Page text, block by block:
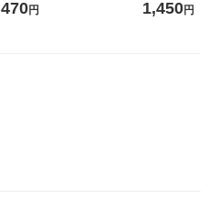
ックティッシュ フィオナ オ
470円
1箱（20本入
1,450円